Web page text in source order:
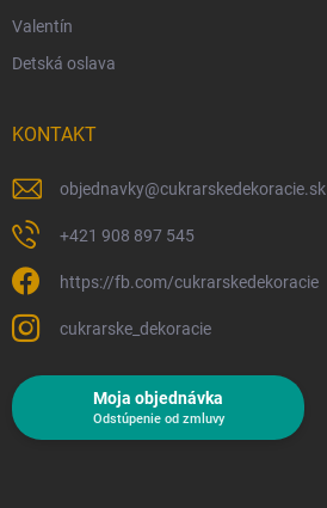
Valentín
Detská oslava
KONTAKT
objednavky@cukrarskedekoracie.sk
+421 908 897 545
https://fb.com/cukrarskedekoracie
cukrarske_dekoracie
Moja objednávka
Odstúpenie od zmluvy